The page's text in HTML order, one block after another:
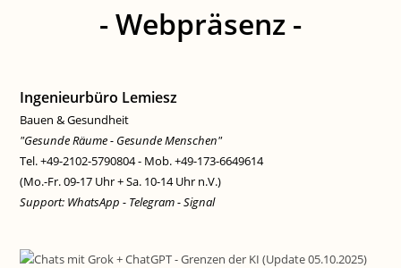
- Webpräsenz -
Ingenieurbüro Lemiesz
Bauen & Gesundheit
"Gesunde Räume - Gesunde Menschen"
Tel. +49-2102-5790804 - Mob. +49-173-6649614
(Mo.-Fr. 09-17 Uhr + Sa. 10-14 Uhr n.V.)
Support: WhatsApp - Telegram - Signal